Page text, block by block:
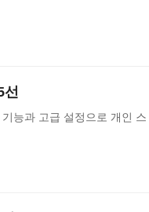
선
능과 고급 설정으로 개인 스